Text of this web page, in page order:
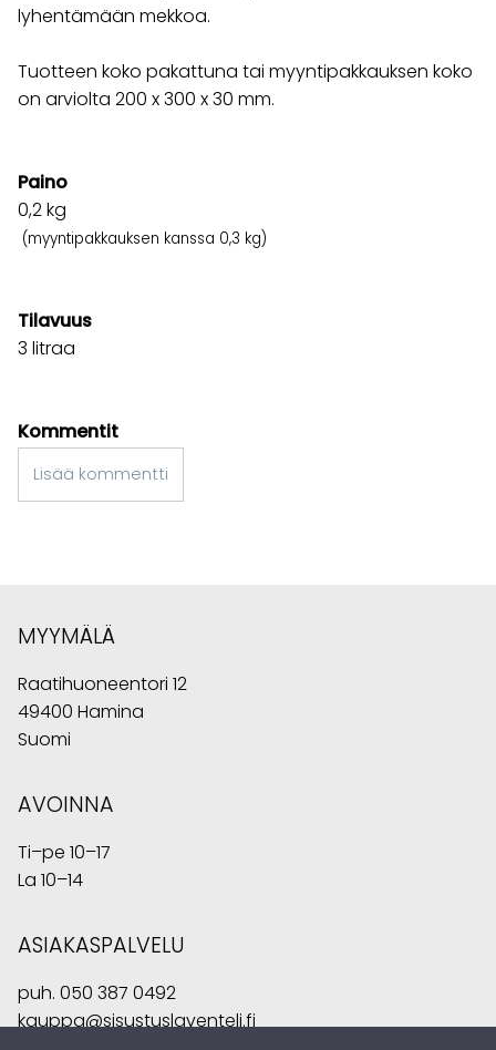
lyhentämään mekkoa.
Tuotteen koko pakattuna tai myyntipakkauksen koko
on arviolta 200 x 300 x 30 mm.
Paino
0,2kg
(myyntipakkauksen kanssa 0,3 kg)
Tilavuus
3 litraa
Kommentit
Lisää kommentti
MYYMÄLÄ
Raatihuoneentori 12
49400 Hamina
Suomi
AVOINNA
Ti–pe 10–17
La 10–14
ASIAKASPALVELU
puh. 050 387 0492
kauppa@sisustuslaventeli.fi